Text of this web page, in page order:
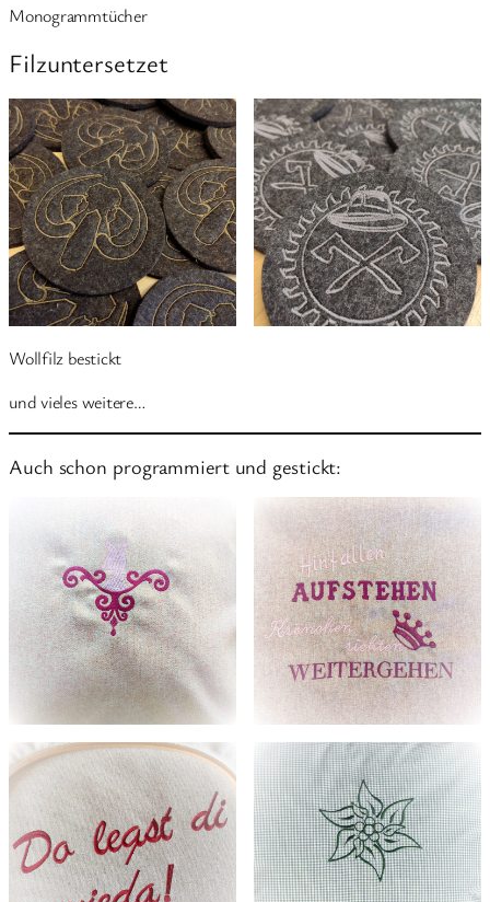
Monogrammtücher
Filzuntersetzet
Wollfilz bestickt
und vieles weitere…
Auch schon programmiert und gestickt: